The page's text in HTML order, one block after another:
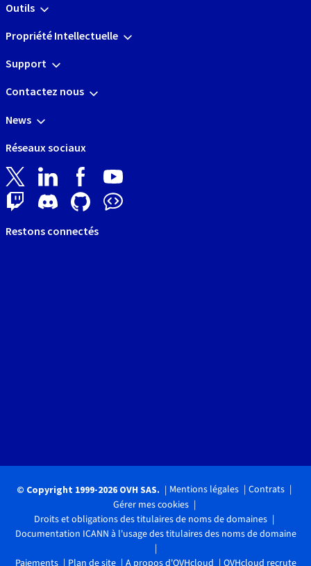
Outils
Propriété Intellectuelle
Support
Contactez nous
News
Réseaux sociaux
Restons connectés
© Copyright 1999-2026 OVH SAS. Mentions légales
Contrats
Gérer mes cookies
Droits et obligations des titulaires de noms de domaines
Documentation ICANN à l'usage des titulaires des noms de domaine
Paiements Plan de site A propos d'OVHcloud OVHcloud recrute